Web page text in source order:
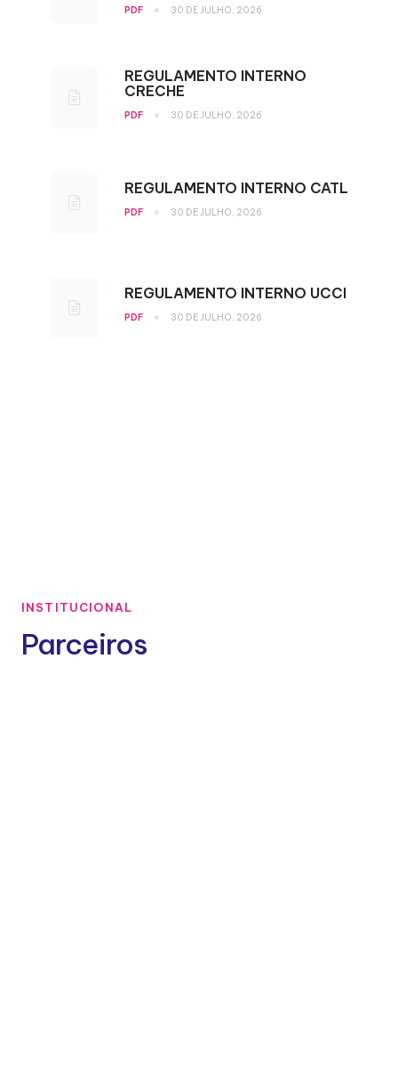
PDF • 30 DE JULHO, 2026
REGULAMENTO INTERNO
CRECHE
PDF • 30 DE JULHO, 2026
REGULAMENTO INTERNO CATL
PDF • 30 DE JULHO, 2026
REGULAMENTO INTERNO UCCI
PDF • 30 DE JULHO, 2026
INSTITUCIONAL
Parceiros